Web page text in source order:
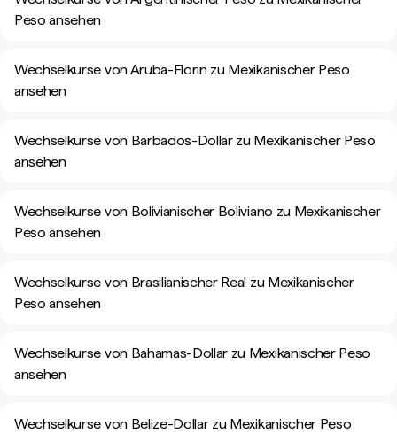
Peso ansehen
Wechselkurse von Aruba-Florin zu Mexikanischer Peso
ansehen
Wechselkurse von Barbados-Dollar zu Mexikanischer Peso
ansehen
Wechselkurse von Bolivianischer Boliviano zu Mexikanischer
Peso ansehen
Wechselkurse von Brasilianischer Real zu Mexikanischer
Peso ansehen
Wechselkurse von Bahamas-Dollar zu Mexikanischer Peso
ansehen
Wechselkurse von Belize-Dollar zu Mexikanischer Peso